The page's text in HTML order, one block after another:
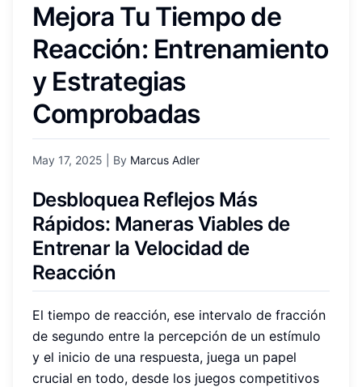
Mejora Tu Tiempo de
Reacción: Entrenamiento
y Estrategias
Comprobadas
May 17, 2025 | By Marcus Adler
Desbloquea Reflejos Más
Rápidos: Maneras Viables de
Entrenar la Velocidad de
Reacción
El tiempo de reacción, ese intervalo de fracción
de segundo entre la percepción de un estímulo
y el inicio de una respuesta, juega un papel
crucial en todo, desde los juegos competitivos